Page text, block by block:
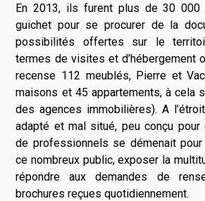
En 2013, ils furent plus de 30 000
guichet pour se procurer de la
possibilités offertes sur le
termes de visites et d’hébergement
recense 112 meublés, Pierre et
maisons et 45 appartements, à cela
des agences immobilières). A
adapté et mal situé, peu conçu pour
de professionnels se démenait
ce nombreux public, exposer la
répondre aux demandes de
brochures reçues quotidiennement.